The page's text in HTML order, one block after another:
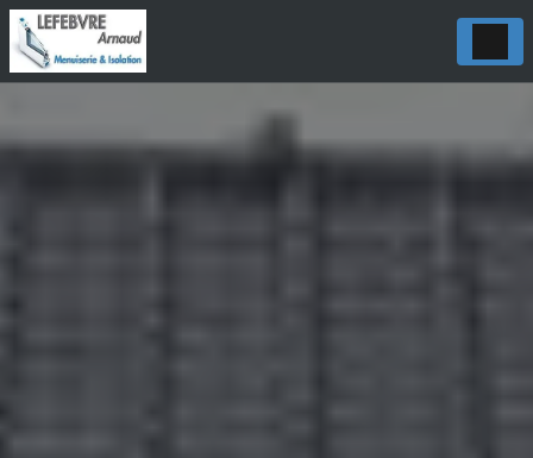
Panneau de gestion des cookies